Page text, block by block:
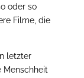
oder so
Filme, die
letzter
Menschheit